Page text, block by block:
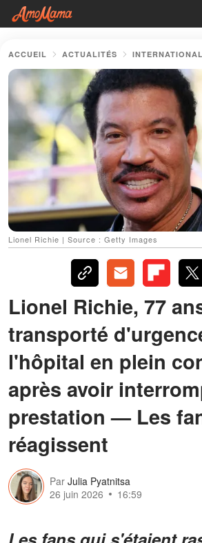
ACCUEIL ACTUALITÉS INTERNATIONAL
Lionel Richie | Source : Getty Images
Lionel Richie, 77
transporté
l'hôpital en plein
après avoir
prestation — Les
réagissent
Par Julia Pyatnitsa
26 juin 2026
16:59